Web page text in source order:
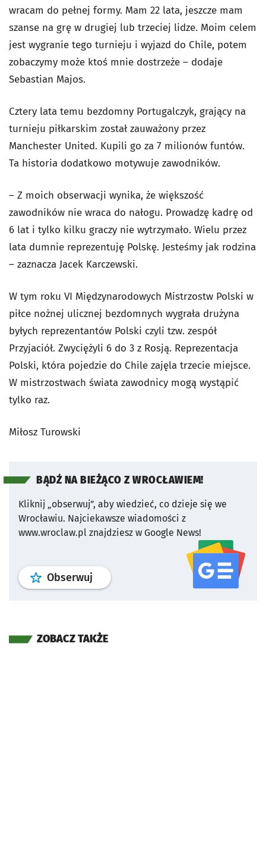
wracam do pełnej formy. Mam 22 lata, jeszcze mam
szanse na grę w drugiej lub trzeciej lidze. Moim celem
jest wygranie tego turnieju i wyjazd do Chile, potem
zobaczymy może ktoś mnie dostrzeże – dodaje
Sebastian Majos.
Cztery lata temu bezdomny Portugalczyk, grający na
turnieju piłkarskim został zauważony przez
Manchester United. Kupili go za 7 milionów funtów.
Ta historia dodatkowo motywuje zawodników.
– Z moich obserwacji wynika, że większość
zawodników nie wraca do nałogu. Prowadzę kadrę od
6 lat i tylko kilku graczy nie wytrzymało. Wielu przez
lata dumnie reprezentuję Polskę. Jesteśmy jak rodzina
– zaznacza Jacek Karczewski.
W tym roku VI Międzynarodowych Mistrzostw Polski w
piłce nożnej ulicznej bezdomnych wygrała drużyna
byłych reprezentantów Polski czyli tzw. zespół
Przyjaciół. Zwyciężyli 6 do 3 z Rosją. Reprezentacja
Polski, która pojedzie do Chile zajęla trzecie miejsce.
W mistrzostwach świata zawodnicy mogą wystąpić
tylko raz.
Miłosz Turowski
BĄDŹ NA BIEŻĄCO Z WROCŁAWIEM!
Kliknij „obserwuj”, aby wiedzieć, co dzieje się we
Wrocławiu. Najciekawsze wiadomości z
www.wroclaw.pl znajdziesz w Google News!
Obserwuj profil serwisu
ZOBACZ TAKŻE